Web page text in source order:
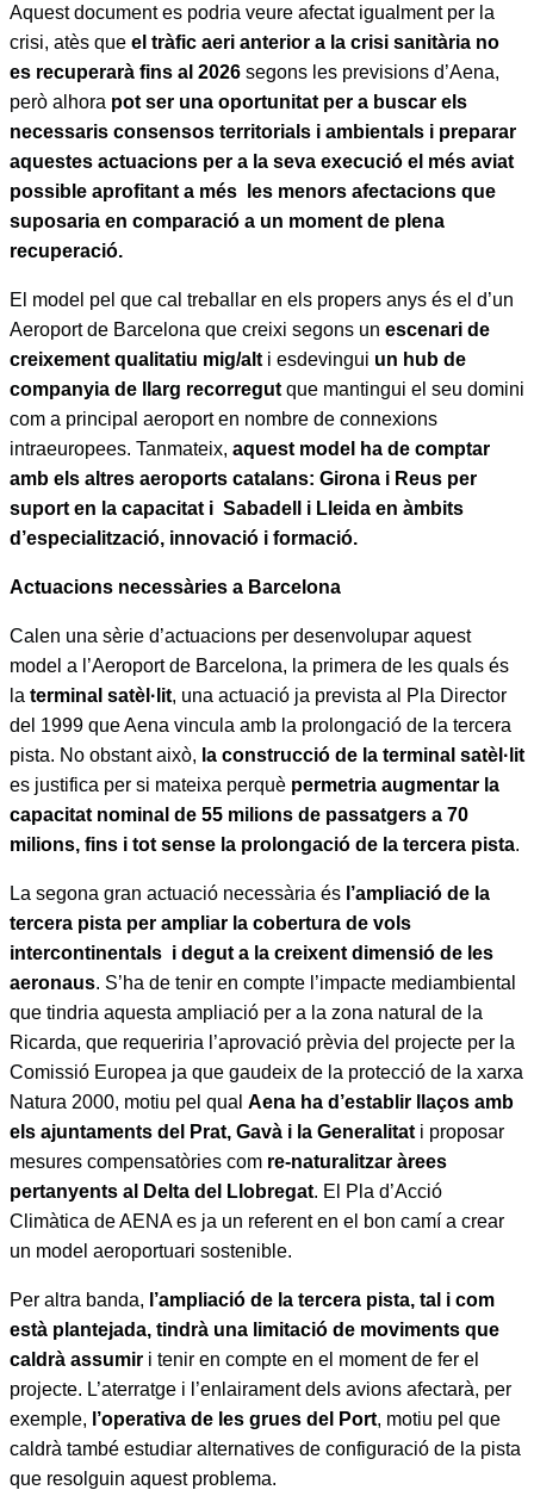
Aquest document es podria veure afectat igualment per la
crisi, atès que el tràfic aeri anterior a la crisi sanitària no
es recuperarà fins al 2026 segons les previsions d’Aena,
però alhora pot ser una oportunitat per a buscar els
necessaris consensos territorials i ambientals i preparar
aquestes actuacions per a la seva execució el més aviat
possible aprofitant a més les menors afectacions que
suposaria en comparació a un moment de plena
recuperació.
El model pel que cal treballar en els propers anys és el d’un
Aeroport de Barcelona que creixi segons un escenari de
creixement qualitatiu mig/alt i esdevingui un hub de
companyia de llarg recorregut que mantingui el seu domini
com a principal aeroport en nombre de connexions
intraeuropees. Tanmateix, aquest model ha de comptar
amb els altres aeroports catalans: Girona i Reus per
suport en la capacitat i Sabadell i Lleida en àmbits
d’especialització, innovació i formació.
Actuacions necessàries a Barcelona
Calen una sèrie d’actuacions per desenvolupar aquest
model a l’Aeroport de Barcelona, la primera de les quals és
la terminal satèl·lit, una actuació ja prevista al Pla Director
del 1999 que Aena vincula amb la prolongació de la tercera
pista. No obstant això, la construcció de la terminal satèl·lit
es justifica per si mateixa perquè permetria augmentar la
capacitat nominal de 55 milions de passatgers a 70
milions, fins i tot sense la prolongació de la tercera pista.
La segona gran actuació necessària és l’ampliació de la
tercera pista per ampliar la cobertura de vols
intercontinentals i degut a la creixent dimensió de les
aeronaus. S’ha de tenir en compte l’impacte mediambiental
que tindria aquesta ampliació per a la zona natural de la
Ricarda, que requeriria l’aprovació prèvia del projecte per la
Comissió Europea ja que gaudeix de la protecció de la xarxa
Natura 2000, motiu pel qual Aena ha d’establir llaços amb
els ajuntaments del Prat, Gavà i la Generalitat i proposar
mesures compensatòries com re-naturalitzar àrees
pertanyents al Delta del Llobregat. El Pla d’Acció
Climàtica de AENA es ja un referent en el bon camí a crear
un model aeroportuari sostenible.
Per altra banda, l’ampliació de la tercera pista, tal i com
està plantejada, tindrà una limitació de moviments que
caldrà assumir i tenir en compte en el moment de fer el
projecte. L’aterratge i l’enlairament dels avions afectarà, per
exemple, l’operativa de les grues del Port, motiu pel que
caldrà també estudiar alternatives de configuració de la pista
que resolguin aquest problema.